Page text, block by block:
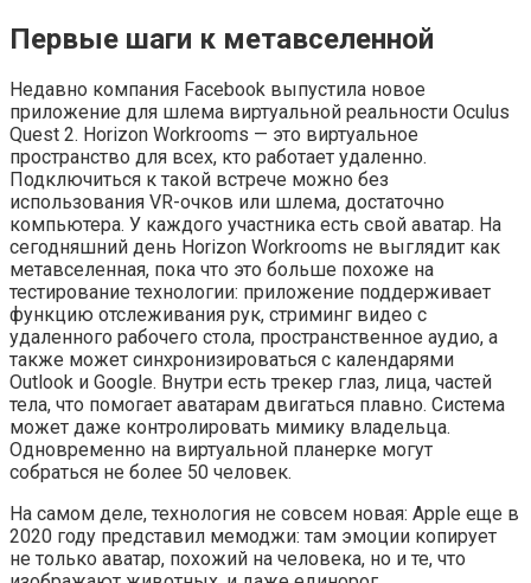
Первые шаги к метавселенной
Недавно компания Facebook выпустила новое
приложение для шлема виртуальной реальности Oculus
Quest 2. Horizon Workrooms — это виртуальное
пространство для всех, кто работает удаленно.
Подключиться к такой встрече можно без
использования VR-очков или шлема, достаточно
компьютера. У каждого участника есть свой аватар. На
сегодняшний день Horizon Workrooms не выглядит как
метавселенная, пока что это больше похоже на
тестирование технологии: приложение поддерживает
функцию отслеживания рук, стриминг видео с
удаленного рабочего стола, пространственное аудио, а
также может синхронизироваться с календарями
Outlook и Google. Внутри есть трекер глаз, лица, частей
тела, что помогает аватарам двигаться плавно. Система
может даже контролировать мимику владельца.
Одновременно на виртуальной планерке могут
собраться не более 50 человек.
На самом деле, технология не совсем новая: Apple еще в
2020 году представил мемоджи: там эмоции копирует
не только аватар, похожий на человека, но и те, что